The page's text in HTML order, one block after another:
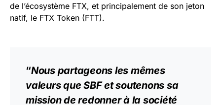
de l’écosystème FTX, et principalement de son jeton
natif, le FTX Token (FTT).
“Nous partageons les mêmes
valeurs que SBF et soutenons sa
mission de redonner à la société